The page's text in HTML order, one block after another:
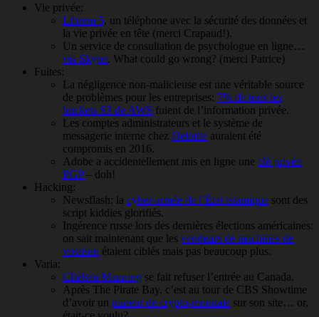
Vie privée:
Librem 5, un téléphone avec la sécurité des données et
la vie privée en tête (merci Crapaud!).
Un service de consultation de psychologue en ligne…
via Skype. What could go wrong? (merci Patrice)
Fuites:
La négligence non-malicieuse est une véritable source
de problèmes pour les entreprises: 7% de tous les
buckets S3 de AWS fuient de l’information privée.
Les comptes administrateurs et le système de
messagerie interne chez Deloitte auraient été
compromis en 2016.
Adobe a accidentellement mis en ligne une clé privée
PGP– doh!
Hacking:
Newsflash: la cyber-armée de l’État islamique sont des
script kiddies glorifiés.
Ingérence russe lors des dernières élections américaines:
on sait maintenant que les vendeurs de machines de
votation étaient ciblés mais pas beaucoup plus.
Varia:
Chelsea Manning se fait refuser l’entrée au Canada.
Après The Pirate Bay, c’est au tour de CBS Showtime
d’avoir un mineur de crypto-monnaie sur son site… or,